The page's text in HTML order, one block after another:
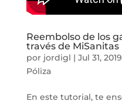
Reembolso de los
través de MiSanitas
por jordigl | Jul 31, 2019
Póliza
En este tutorial, te